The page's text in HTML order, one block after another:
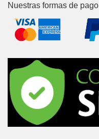
Nuestras formas de pago